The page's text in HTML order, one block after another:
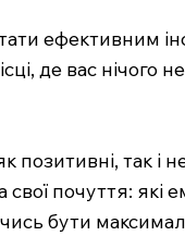
ефективним
де вас нічого
позитивні, так
почуття: які
бути